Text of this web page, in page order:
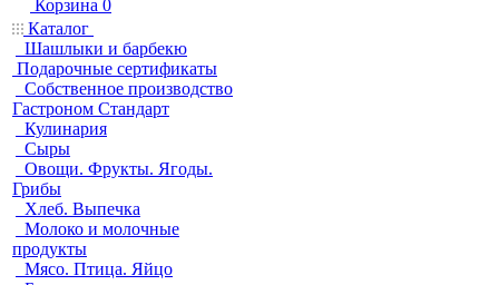
Корзина 0
Каталог
Шашлыки и барбекю
Подарочные сертификаты
Собственное производство
Гастроном Стандарт
Кулинария
Сыры
Овощи. Фрукты. Ягоды.
Грибы
Хлеб. Выпечка
Молоко и молочные
продукты
Мясо. Птица. Яйцо